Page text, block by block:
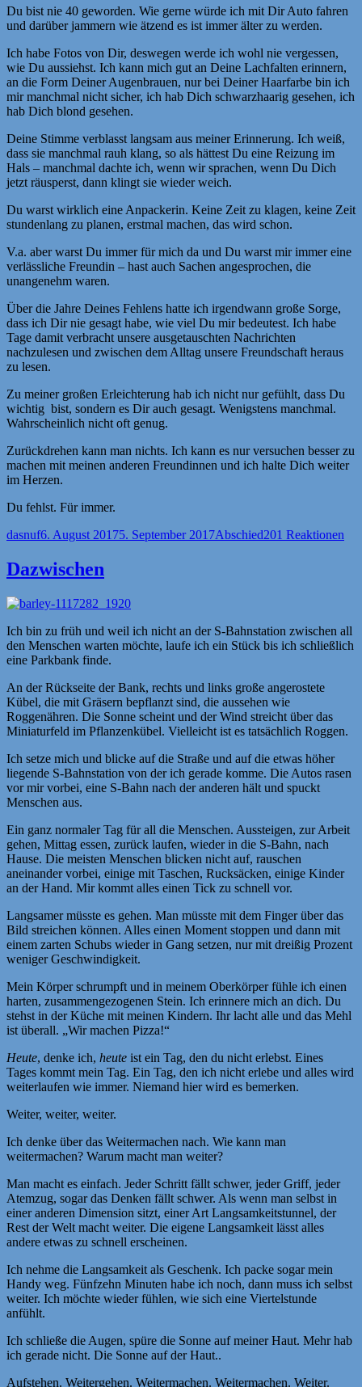
Du bist nie 40 geworden. Wie gerne würde ich mit Dir Auto fahren
und darüber jammern wie ätzend es ist immer älter zu werden.
Ich habe Fotos von Dir, deswegen werde ich wohl nie vergessen,
wie Du aussiehst. Ich kann mich gut an Deine Lachfalten erinnern,
an die Form Deiner Augenbrauen, nur bei Deiner Haarfarbe bin ich
mir manchmal nicht sicher, ich hab Dich schwarzhaarig gesehen, ich
hab Dich blond gesehen.
Deine Stimme verblasst langsam aus meiner Erinnerung. Ich weiß,
dass sie manchmal rauh klang, so als hättest Du eine Reizung im
Hals – manchmal dachte ich, wenn wir sprachen, wenn Du Dich
jetzt räusperst, dann klingt sie wieder weich.
Du warst wirklich eine Anpackerin. Keine Zeit zu klagen, keine Zeit
stundenlang zu planen, erstmal machen, das wird schon.
V.a. aber warst Du immer für mich da und Du warst mir immer eine
verlässliche Freundin – hast auch Sachen angesprochen, die
unangenehm waren.
Über die Jahre Deines Fehlens hatte ich irgendwann große Sorge,
dass ich Dir nie gesagt habe, wie viel Du mir bedeutest. Ich habe
Tage damit verbracht unsere ausgetauschten Nachrichten
nachzulesen und zwischen dem Alltag unsere Freundschaft heraus
zu lesen.
Zu meiner großen Erleichterung hab ich nicht nur gefühlt, dass Du
wichtig bist, sondern es Dir auch gesagt. Wenigstens manchmal.
Wahrscheinlich nicht oft genug.
Zurückdrehen kann man nichts. Ich kann es nur versuchen besser zu
machen mit meinen anderen Freundinnen und ich halte Dich weiter
im Herzen.
Du fehlst. Für immer.
Autor
dasnufVeröffentlicht
6. August 20175. September 2017Kategorien
Abschied201 Reaktionen
Dazwischen
Ich bin zu früh und weil ich nicht an der S-Bahnstation zwischen all
den Menschen warten möchte, laufe ich ein Stück bis ich schließlich
eine Parkbank finde.
An der Rückseite der Bank, rechts und links große angerostete
Kübel, die mit Gräsern bepflanzt sind, die aussehen wie
Roggenähren. Die Sonne scheint und der Wind streicht über das
Miniaturfeld im Pflanzenkübel. Vielleicht ist es tatsächlich Roggen.
Ich setze mich und blicke auf die Straße und auf die etwas höher
liegende S-Bahnstation von der ich gerade komme. Die Autos rasen
vor mir vorbei, eine S-Bahn nach der anderen hält und spuckt
Menschen aus.
Ein ganz normaler Tag für all die Menschen. Aussteigen, zur Arbeit
gehen, Mittag essen, zurück laufen, wieder in die S-Bahn, nach
Hause. Die meisten Menschen blicken nicht auf, rauschen
aneinander vorbei, einige mit Taschen, Rucksäcken, einige Kinder
an der Hand. Mir kommt alles einen Tick zu schnell vor.
Langsamer müsste es gehen. Man müsste mit dem Finger über das
Bild streichen können. Alles einen Moment stoppen und dann mit
einem zarten Schubs wieder in Gang setzen, nur mit dreißig Prozent
weniger Geschwindigkeit.
Mein Körper schrumpft und in meinem Oberkörper fühle ich einen
harten, zusammengezogenen Stein. Ich erinnere mich an dich. Du
stehst in der Küche mit meinen Kindern. Ihr lacht alle und das Mehl
ist überall. „Wir machen Pizza!“
Heute, denke ich, heute ist ein Tag, den du nicht erlebst. Eines
Tages kommt mein Tag. Ein Tag, den ich nicht erlebe und alles wird
weiterlaufen wie immer. Niemand hier wird es bemerken.
Weiter, weiter, weiter.
Ich denke über das Weitermachen nach. Wie kann man
weitermachen? Warum macht man weiter?
Man macht es einfach. Jeder Schritt fällt schwer, jeder Griff, jeder
Atemzug, sogar das Denken fällt schwer. Als wenn man selbst in
einer anderen Dimension sitzt, einer Art Langsamkeitstunnel, der
Rest der Welt macht weiter. Die eigene Langsamkeit lässt alles
andere etwas zu schnell erscheinen.
Ich nehme die Langsamkeit als Geschenk. Ich packe sogar mein
Handy weg. Fünfzehn Minuten habe ich noch, dann muss ich selbst
weiter. Ich möchte wieder fühlen, wie sich eine Viertelstunde
anfühlt.
Ich schließe die Augen, spüre die Sonne auf meiner Haut. Mehr hab
ich gerade nicht. Die Sonne auf der Haut..
Aufstehen. Weitergehen. Weitermachen. Weitermachen. Weiter.